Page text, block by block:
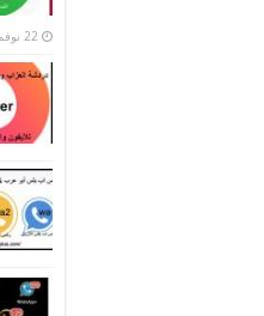
22 نوفمبر، 2021